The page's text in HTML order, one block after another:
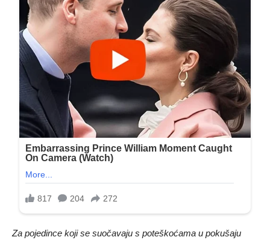
Za pojedince koji se suočavaju s poteškoćama u pokušaju